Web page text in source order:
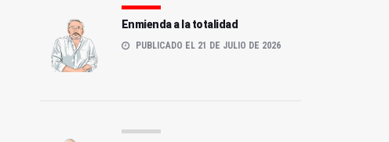
Enmienda a la totalidad
PUBLICADO EL 21 DE JULIO DE 2026